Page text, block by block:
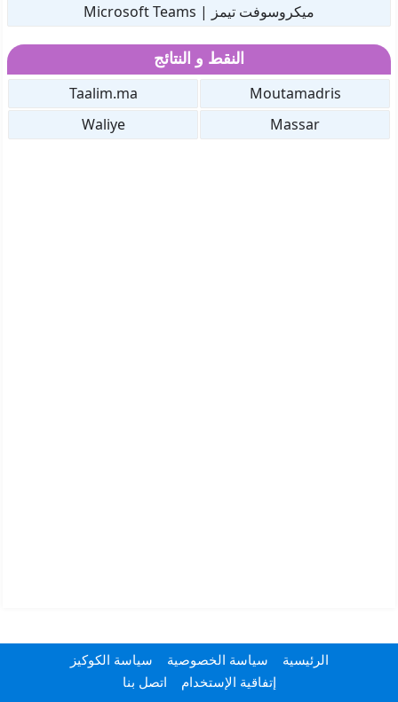
ميكروسوفت تيمز | Microsoft Teams
النقط و النتائج
Moutamadris
Taalim.ma
Massar
Waliye
الرئيسية سياسة الخصوصية
سياسة الكوكيز
إتفاقية الإستخدام
اتصل بنا